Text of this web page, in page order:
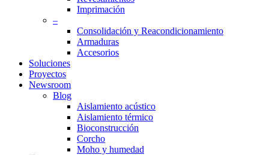
Imprimación
–
Consolidación y Reacondicionamiento
Armaduras
Accesorios
Soluciones
Proyectos
Newsroom
Blog
Aislamiento acústico
Aislamiento térmico
Bioconstrucción
Corcho
Moho y humedad